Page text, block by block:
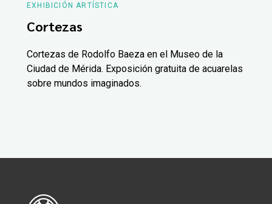
EXHIBICIÓN ARTÍSTICA
Cortezas
Cortezas de Rodolfo Baeza en el Museo de la
Ciudad de Mérida. Exposición gratuita de acuarelas
sobre mundos imaginados.